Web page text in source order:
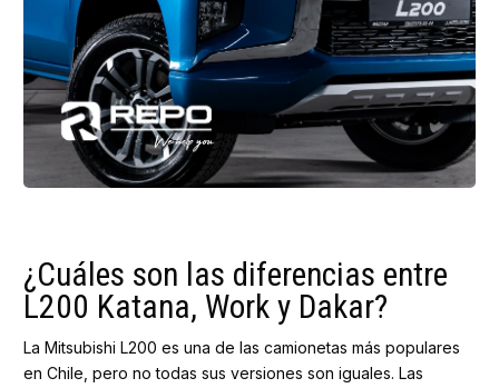
¿Cuáles son las diferencias entre
L200 Katana, Work y Dakar?
La Mitsubishi L200 es una de las camionetas más populares
en Chile, pero no todas sus versiones son iguales. Las